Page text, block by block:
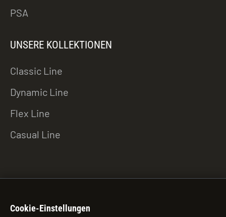
PSA
UNSERE KOLLEKTIONEN
Classic Line
Dynamic Line
Flex Line
Casual Line
Cookie-Einstellungen